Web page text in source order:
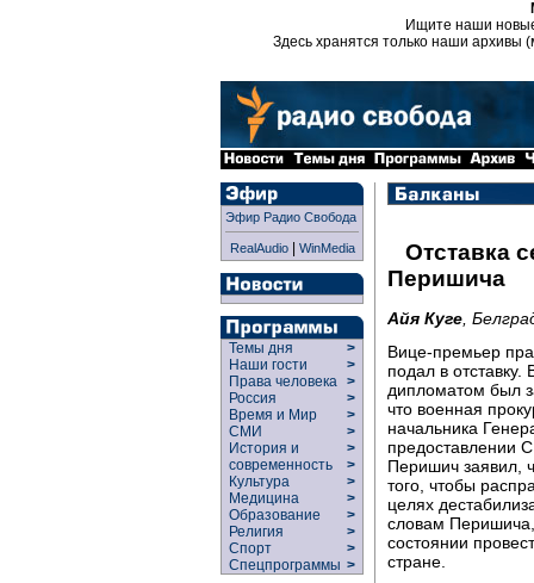
Ищите наши
Здесь хранятся только наши архивы
Эфир Радио Свобода
RealAudio| WinMedia
Темы дня
>
Наши гости
>
Права человека >
Россия
>
Время и Мир
>
СМИ
>
История и
современность
>
>
Культура
>
Медицина
>
Образование
>
Религия
>
Спорт
>
Спецпрограммы >
Отставка
Перишича
Айя Куге ,
Вице-премьер
подал в
дипломатом был
что военная
начальника
предоставлении
Перишич заявил,
того, чтобы
целях
словам
состоянии
стране.